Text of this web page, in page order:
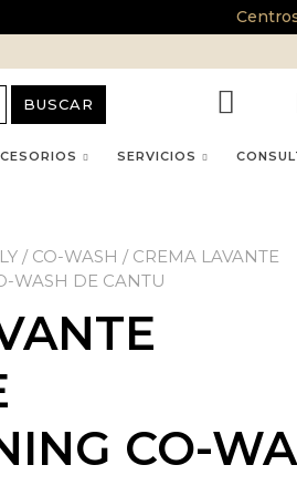
BUSCAR
SERVICIOS
/ CO-WASH / CREMA LAVANTE
WASH DE CANTU
CO-